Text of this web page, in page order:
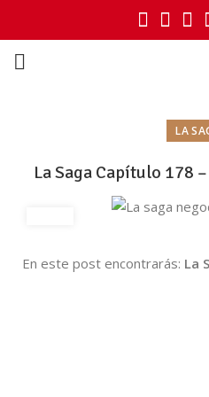
LA
La Saga Capítulo 178
En este post encontrarás: La